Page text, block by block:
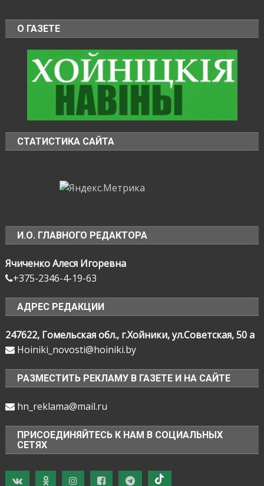
О ГАЗЕТЕ
СТАТИСТИКА САЙТА
И.О. ГЛАВНОГО РЕДАКТОРА
Ячиченко Алеся Игоревна
+375-2346-4-19-63
АДРЕС РЕДАКЦИИ
247622, Гомельская обл., г.Хойники, ул.Советская, 50 а
Hoiniki_novosti@hoiniki.by
РАЗМЕСТИТЬ РЕКЛАМУ В ГАЗЕТЕ И НА САЙТЕ
hn_reklama@mail.ru
ПРИСОЕДИНЯЙТЕСЬ К НАМ В СОЦИАЛЬНЫХ
СЕТЯХ